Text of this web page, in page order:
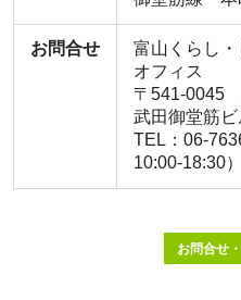
お問合せ
富山くらし
オフィス
〒541-0045
武田御堂筋
TEL：06-
10:00-18:30）
お問合せ